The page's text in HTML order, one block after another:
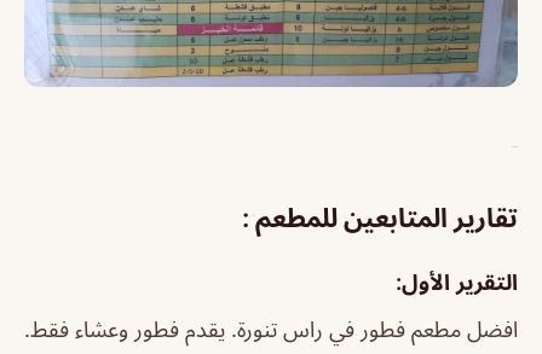
تقارير المتابعين للمطعم :
التقرير الأول:
افضل مطعم فطور في راس تنورة. يقدم فطور وعشاء فقط.